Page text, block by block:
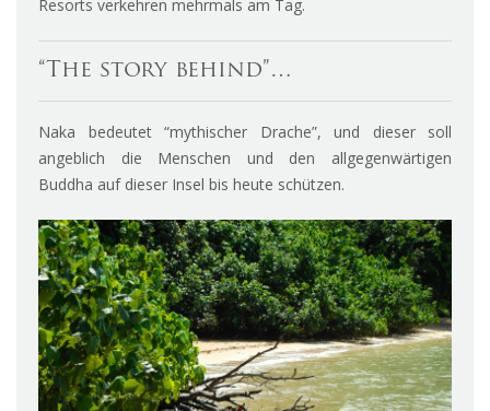
Resorts verkehren mehrmals am Tag.
“The story behind”…
Naka bedeutet “mythischer Drache”, und dieser soll
angeblich die Menschen und den allgegenwärtigen
Buddha auf dieser Insel bis heute schützen.